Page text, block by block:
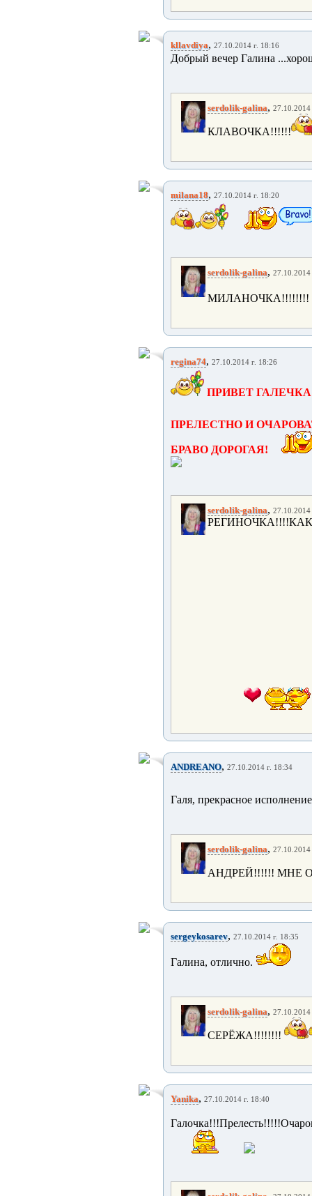
kllavdiya, 27.10.2014 г. 18:16
Добрый вечер Галина
serdolik-galina, 27.10.2014
КЛАВОЧКА!!!!!!
milana18, 27.10.2014 г. 18:20
serdolik-galina, 27.10.2014
МИЛАНОЧКА!!!!!!!!
regina74, 27.10.2014 г. 18:26
ПРИВЕТ
ПРЕЛЕСТНО И
БРАВО ДОРОГАЯ!
serdolik-galina, 27.10.2014
ANDREANO, 27.10.2014 г. 18:34
Галя, прекрасное
serdolik-galina, 27.10.2014
АНДРЕЙ!!!!!! МНЕ
sergeykosarev, 27.10.2014 г. 18:35
Галина, отлично.
serdolik-galina, 27.10.2014
СЕРЁЖА!!!!!!!!
Yanika, 27.10.2014 г. 18:40